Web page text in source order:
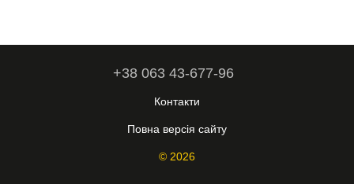
+38 063 43-677-96
Контакти
Повна версія сайту
© 2026